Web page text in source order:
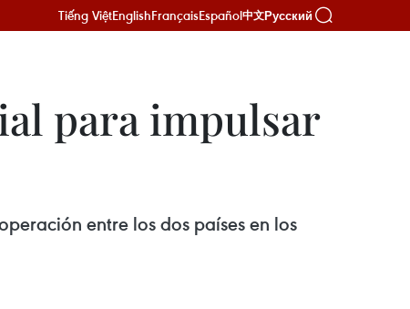
Tiếng ViệtEnglishFrançaisEspañol中文Русский
para impulsar
entre los dos países en los